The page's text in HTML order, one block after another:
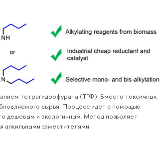
тетрагидрофурана (ТГФ). Вместо токсичных
сырья. Процесс идет с помощью
дешевым и экологичным. Метод позволяет
алкильными заместителями.